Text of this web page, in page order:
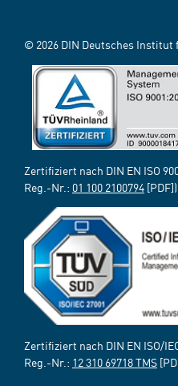
© 2026 DIN Deutsches Institut
Zertifiziert nach DIN EN ISO
Reg.-Nr.: 01 100 2100794 [PDF])
Zertifiziert nach DIN EN ISO/
Reg.-Nr.: 12 310 69718 TMS